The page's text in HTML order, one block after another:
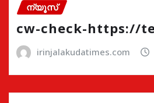
ന്യൂസ്
cw-check-https://
irinjalakudatimes.com